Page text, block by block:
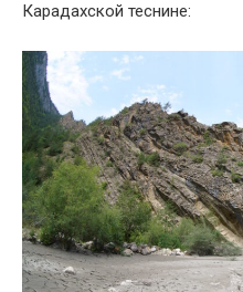
Карадахской теснине: